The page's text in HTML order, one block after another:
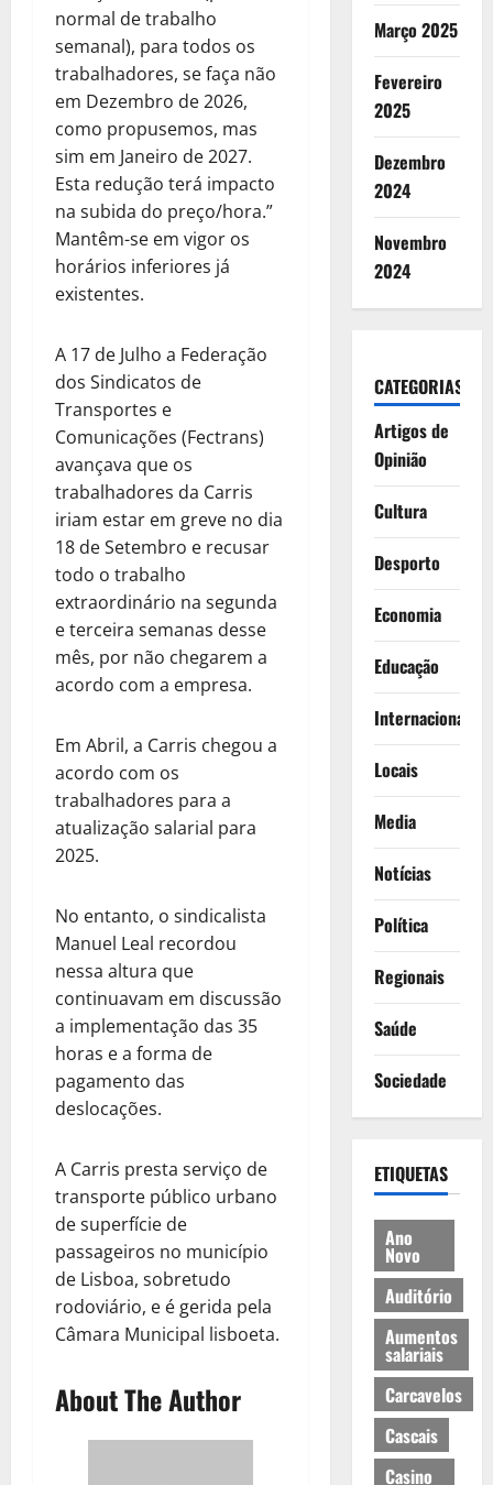
normal de trabalho
semanal), para todos os
trabalhadores, se faça não
em Dezembro de 2026,
como propusemos, mas
sim em Janeiro de 2027.
Esta redução terá impacto
na subida do preço/hora.”
Mantêm-se em vigor os
horários inferiores já
existentes.
A 17 de Julho a Federação
dos Sindicatos de
Transportes e
Comunicações (Fectrans)
avançava que os
trabalhadores da Carris
iriam estar em greve no dia
18 de Setembro e recusar
todo o trabalho
extraordinário na segunda
e terceira semanas desse
mês, por não chegarem a
acordo com a empresa.
Em Abril, a Carris chegou a
acordo com os
trabalhadores para a
atualização salarial para
2025.
No entanto, o sindicalista
Manuel Leal recordou
nessa altura que
continuavam em discussão
a implementação das 35
horas e a forma de
pagamento das
deslocações.
A Carris presta serviço de
transporte público urbano
de superfície de
passageiros no município
de Lisboa, sobretudo
rodoviário, e é gerida pela
Câmara Municipal lisboeta.
About The Author
Março 2025
Fevereiro
2025
Dezembro
2024
Novembro
2024
CATEGORIAS
Artigos de
Opinião
Cultura
Desporto
Economia
Educação
Internacionais
Locais
Media
Notícias
Política
Regionais
Saúde
Sociedade
ETIQUETAS
Ano
Novo
Auditório
Aumentos
salariais
Carcavelos
Cascais
Casino